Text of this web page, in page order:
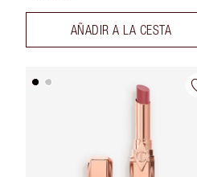
AÑADIR A LA CESTA